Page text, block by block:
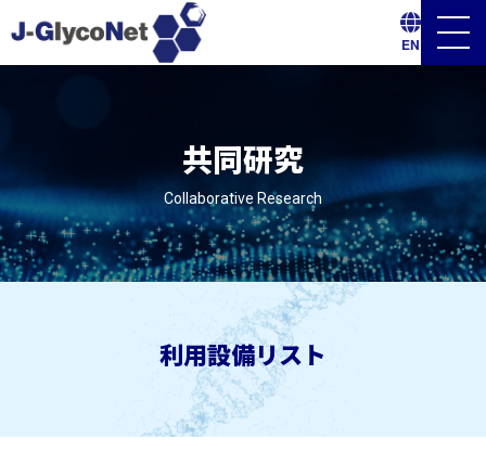
EN
ニ
ュ
共同研究
Collaborative Research
利用設備リスト